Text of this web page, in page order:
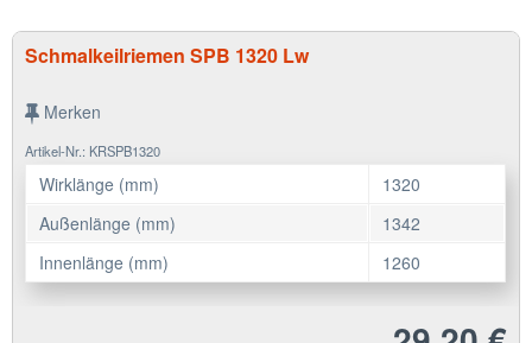
Schmalkeilriemen SPB 1320 Lw
Merken
Artikel-Nr.: KRSPB1320
Wirklänge (mm)
1320
Außenlänge (mm)
1342
Innenlänge (mm)
1260